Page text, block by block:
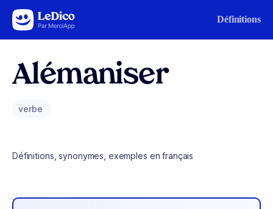
Aller au contenu Définitions
Alémaniser
verbe
Définitions, synonymes, exemples en français